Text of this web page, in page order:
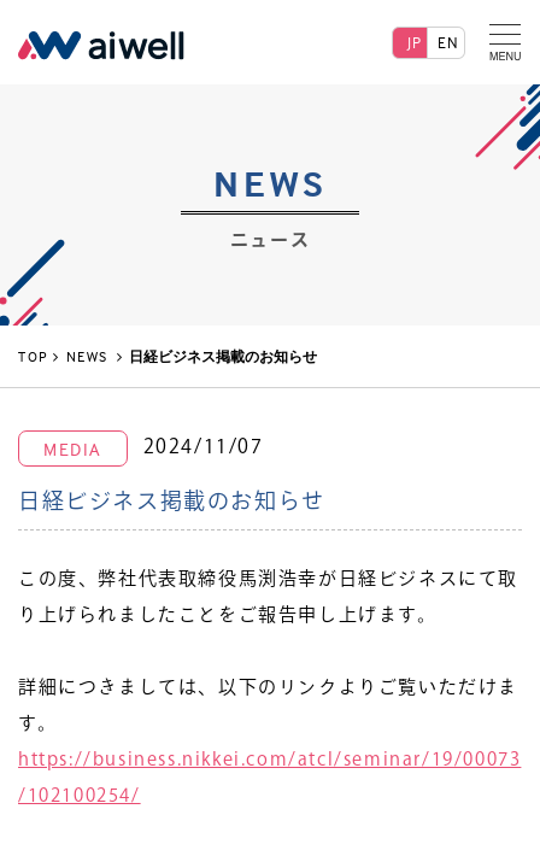
JP EN
NEWS
ニュース
TOP NEWS 日経ビジネス掲載のお知らせ
MEDIA 2024/11/07
日経ビジネス掲載のお知らせ
この度、弊社代表取締役馬渕浩幸が日経ビジネスにて取
り上げられましたことをご報告申し上げます。
詳細につきましては、以下のリンクよりご覧いただけま
す。
https://business.nikkei.com/atcl/seminar/19/00073
/102100254/